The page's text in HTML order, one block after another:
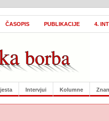
ČASOPIS PUBLIKACIJE 4.
Intervjui Kolumne